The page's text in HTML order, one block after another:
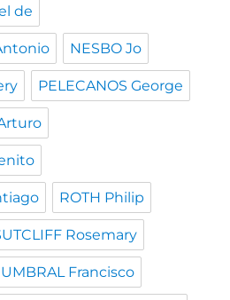
de
NESBO Jo
PELECANOS George
ROTH Philip
Rosemary
UMBRAL Francisco